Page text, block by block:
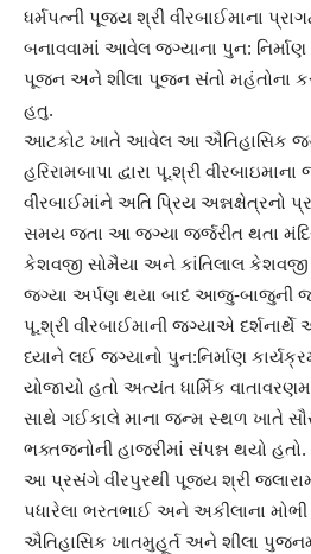
ધર્મપત્ની પૂજ્ય શ્રી વીરબાઈમાના
બનાવવામાં આવેલ જગ્યાના પુન:
પૂજન અને શીલા પૂજન સંતો મહંતોના કર
હતુ.
આટકોટ ખાતે આવેલ આ ઐતિહાસિક
હરિરામબાપા દ્વારા પૂ.શ્રી
વીરબાઈમાંને અતિ પ્રિય અન્નક્ષેત્રનો
સમય જતા આ જગ્યા જર્જરીત થતા
કેશવજી સોમૈયા અને કાંતિલાલ કેશવજી
જગ્યા અર્પણ થયા બાદ આજુ-બાજુની
પૂ.શ્રી વીરબાઈમાની જગ્યાએ
ધ્યાને લઈ જગ્યાનો પુન:નિર્માણ
યોજાયો હતો અત્યંત ધાર્મિક
સાથે ગઈકાલે માના જન્મ સ્થળ ખાતે
ભક્તજનોની હાજરીમાં સંપન્ન થયો હતો.
આ પ્રસંગે વીરપુરથી પૂજ્ય શ્રી
પધારેલા ભરતભાઈ અને અકીલાના
ઐતિહાસિક ખાતમુહૂર્ત અને શીલા